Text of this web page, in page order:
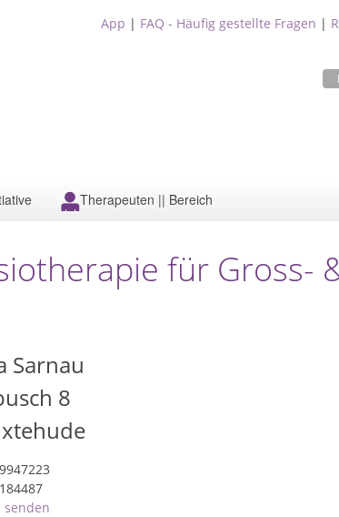
App | FAQ - Häufig gestellte Fragen |
Therapeuten || Bereich
für Gross-
Sarnau
8
senden